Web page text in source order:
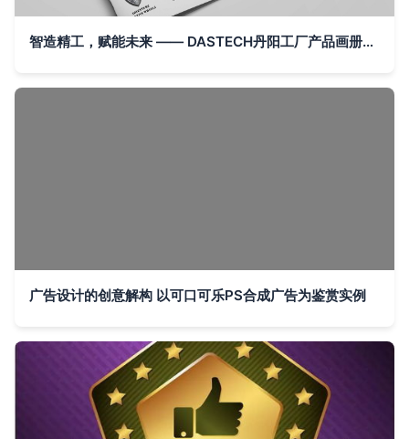
智造精工，赋能未来 —— DASTECH丹阳工厂产品画册设计概念
广告设计的创意解构 以可口可乐PS合成广告为鉴赏实例